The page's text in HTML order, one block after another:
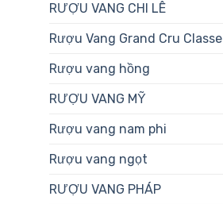
RƯỢU VANG CHI LÊ
Rượu Vang Grand Cru Classe
Rượu vang hồng
RƯỢU VANG MỸ
Rượu vang nam phi
Rượu vang ngọt
RƯỢU VANG PHÁP